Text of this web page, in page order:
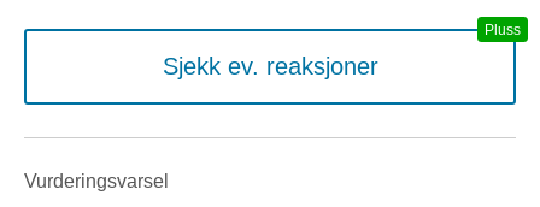
Sjekk ev. reaksjoner
Vurderings­varsel